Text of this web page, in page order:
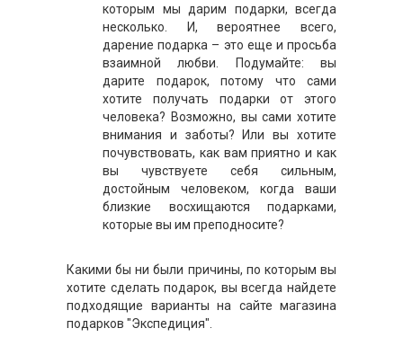
которым мы дарим подарки, всегда
несколько. И, вероятнее всего,
дарение подарка – это еще и просьба
взаимной любви. Подумайте: вы
дарите подарок, потому что сами
хотите получать подарки от этого
человека? Возможно, вы сами хотите
внимания и заботы? Или вы хотите
почувствовать, как вам приятно и как
вы чувствуете себя сильным,
достойным человеком, когда ваши
близкие восхищаются подарками,
которые вы им преподносите?
Какими бы ни были причины, по которым вы
хотите сделать подарок, вы всегда найдете
подходящие варианты на сайте магазина
подарков "Экспедиция".